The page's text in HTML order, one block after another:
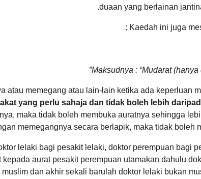
duaan yang berlainan
Kaedah ini juga
Maksudnya : “Mudarat
atau memegang atau lain-lain ketika ada keperluan
yang perlu sahaja dan tidak boleh lebih
maka tidak boleh membuka auratnya sehingga
memegangnya secara berlapik, maka tidak boleh
lelaki bagi pesakit lelaki, doktor perempuan bagi
aurat pesakit perempuan utamakan dahulu
dan akhir sekali barulah doktor lelaki bukan